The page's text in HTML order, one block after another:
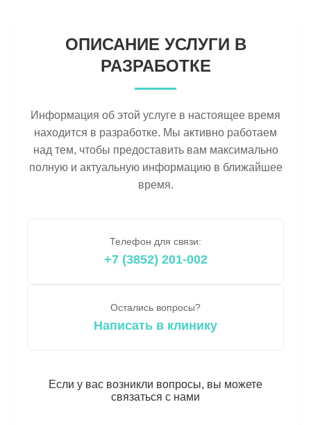
ОПИСАНИЕ УСЛУГИ В
РАЗРАБОТКЕ
Информация об этой услуге в настоящее время
находится в разработке. Мы активно работаем
над тем, чтобы предоставить вам максимально
полную и актуальную информацию в ближайшее
время.
Телефон для связи:
+7 (3852) 201-002
Остались вопросы?
Написать в клинику
Если у вас возникли вопросы, вы можете
связаться с нами